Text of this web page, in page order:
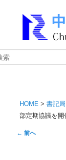
HOME > 書記
部定期協議を開
投
← 前へ